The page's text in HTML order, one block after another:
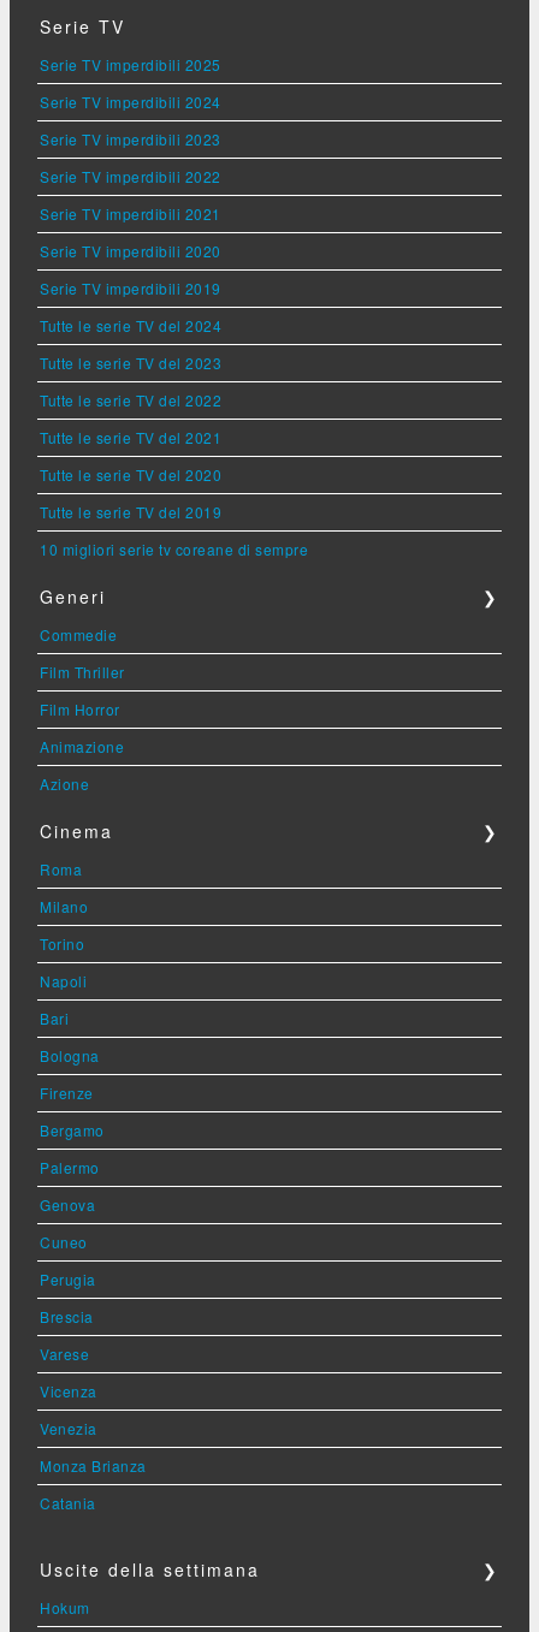
Serie TV
Serie TV imperdibili 2025
Serie TV imperdibili 2024
Serie TV imperdibili 2023
Serie TV imperdibili 2022
Serie TV imperdibili 2021
Serie TV imperdibili 2020
Serie TV imperdibili 2019
Tutte le serie TV del 2024
Tutte le serie TV del 2023
Tutte le serie TV del 2022
Tutte le serie TV del 2021
Tutte le serie TV del 2020
Tutte le serie TV del 2019
10 migliori serie tv coreane di sempre
Generi ❯
Commedie
Film Thriller
Film Horror
Animazione
Azione
Cinema ❯
Roma
Milano
Torino
Napoli
Bari
Bologna
Firenze
Bergamo
Palermo
Genova
Cuneo
Perugia
Brescia
Varese
Vicenza
Venezia
Monza Brianza
Catania
Uscite della settimana ❯
Hokum